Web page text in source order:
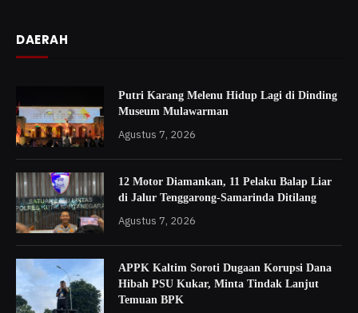
DAERAH
Putri Karang Melenu Hidup Lagi di Dinding
Museum Mulawarman
Agustus 7, 2026
12 Motor Diamankan, 11 Pelaku Balap Liar
di Jalur Tenggarong-Samarinda Ditilang
Agustus 7, 2026
APPK Kaltim Soroti Dugaan Korupsi Dana
Hibah PSU Kukar, Minta Tindak Lanjut
Temuan BPK